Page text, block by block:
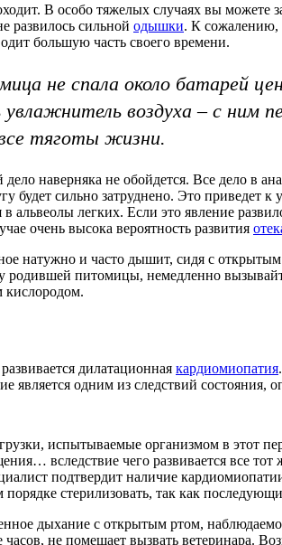
В особо тяжелых случаях вы можете
развилось сильной одышки. К сожалению,
большую часть своего времени.
не спала около батарей
воздуха – с ним
тяготы жизни.
наверняка не обойдется. Все дело в
сильно затруднено. Это приведет
альвеолы легких. Если это явление
очень высока вероятность развития
натужно и часто дышит, сидя с
питомицы, немедленно
кислородом.
дилатационная кардиомиопатия
является одним из следствий состояния,
испытываемые организмом в этот
вследствие чего развивается все тот
подтвердит наличие
стерилизовать, так как
дыхание с открытым ртом,
часов, не помешает вызвать ветеринара.